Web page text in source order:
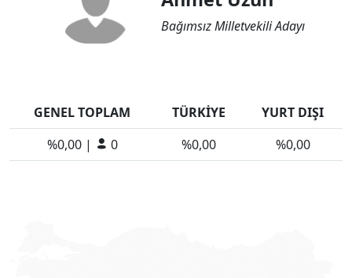
Bağımsız Milletvekili Adayı
GENEL TOPLAM TÜRKİYE
YURT DIŞI
%0,00 |
0 %0,00 %0,00